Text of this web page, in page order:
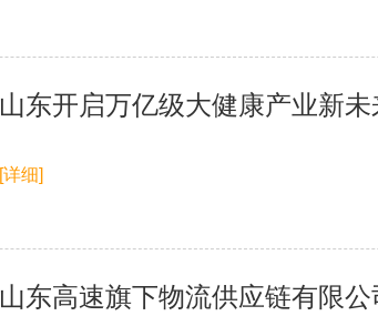
山东开启万亿级大健康产业新未
[详细]
山东高速旗下物流供应链有限公